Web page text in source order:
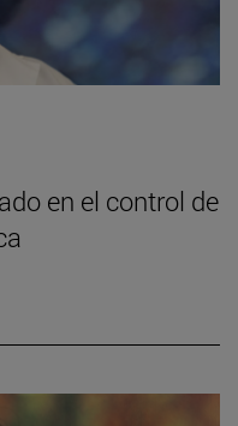
en el control de